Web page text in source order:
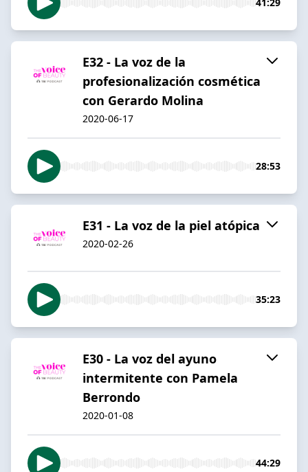
E32 - La voz de la
profesionalización cosmética
con Gerardo Molina
2020-06-17
28:53
E31 - La voz de la piel atópica
2020-02-26
35:23
E30 - La voz del ayuno
intermitente con Pamela
Berrondo
2020-01-08
44:29